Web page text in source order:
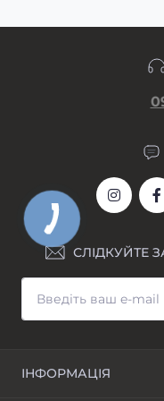
СЛІДКУЙТЕ
ІНФОРМАЦІЯ